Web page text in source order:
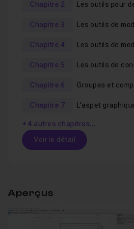
modélisation avec Sketchup.
modéliser vos propres projets
manière rationnelle et structurée
Un salon d'entraide est à votre
Sketchup.
Les fichiers de travail sont
Chapitre 2 Les outils pour
Chapitre 3 Les outils de
Chapitre 4 Les outils de
Chapitre 5 Les outils de
Chapitre 6 Groupes et
Chapitre 7 L'aspet
+ 4 autres chapitres…
Voir le détail
Aperçus